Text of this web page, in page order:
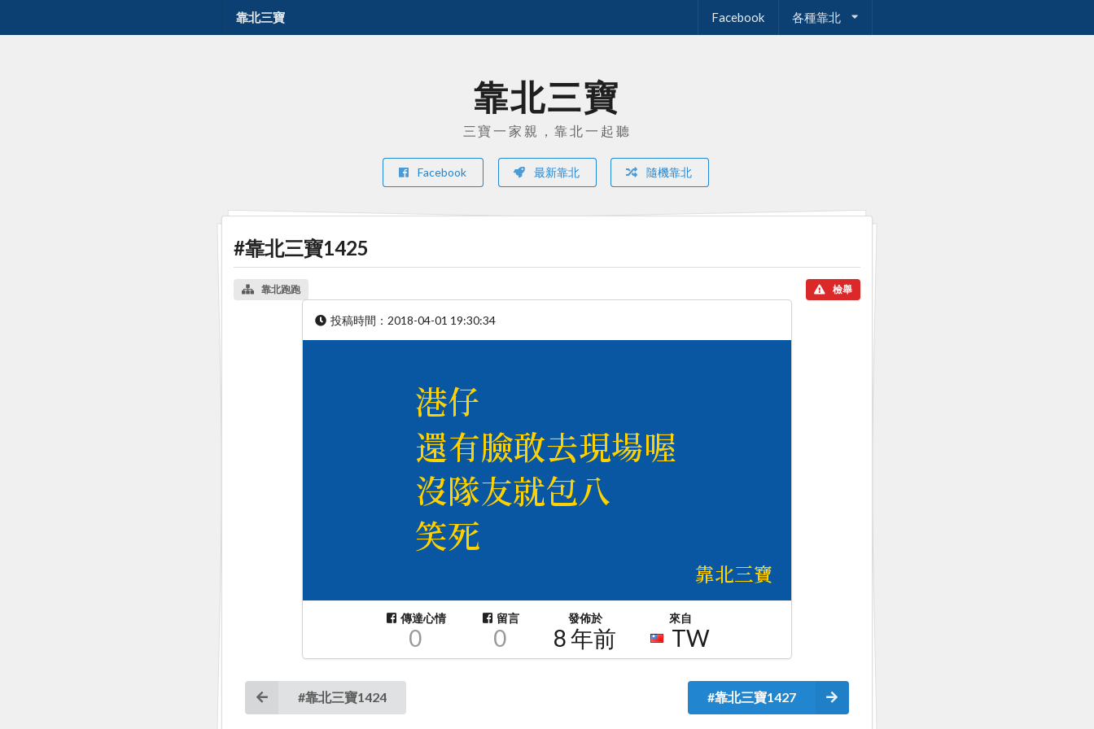
靠北三寶 Facebook 各種靠北
靠北三寶
三寶一家親，靠北一起聽
Facebook 最新靠北 隨機靠北
#靠北三寶1425
靠北跑跑 檢舉
投稿時間： 2018-04-01 19:30:34
傳達心情
0
留言
0
發佈於
8 年前
來自
TW
#靠北三寶1424 #靠北三寶1427